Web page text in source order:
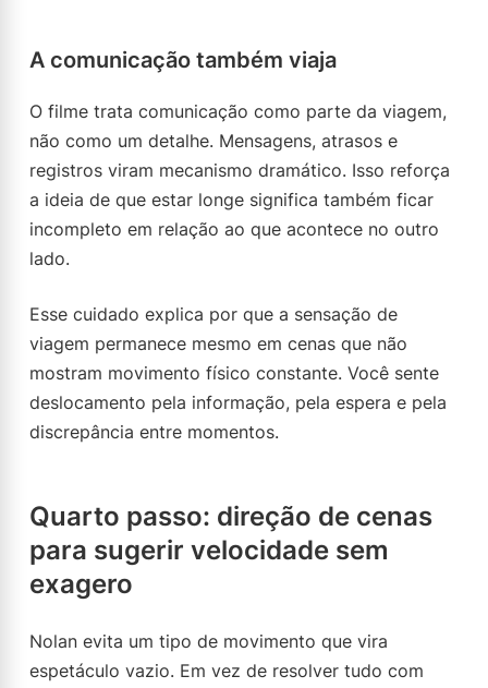
A comunicação também viaja
O filme trata comunicação como parte da viagem,
não como um detalhe. Mensagens, atrasos e
registros viram mecanismo dramático. Isso reforça
a ideia de que estar longe significa também ficar
incompleto em relação ao que acontece no outro
lado.
Esse cuidado explica por que a sensação de
viagem permanece mesmo em cenas que não
mostram movimento físico constante. Você sente
deslocamento pela informação, pela espera e pela
discrepância entre momentos.
Quarto passo: direção de cenas
para sugerir velocidade sem
exagero
Nolan evita um tipo de movimento que vira
espetáculo vazio. Em vez de resolver tudo com